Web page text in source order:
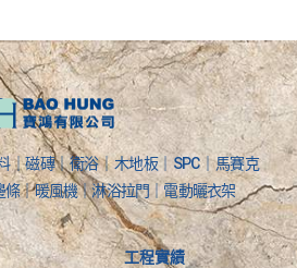
｜磁磚｜衛浴｜木地板｜SPC｜馬賽克
｜暖風機｜淋浴拉門｜電動曬衣架
工程實績